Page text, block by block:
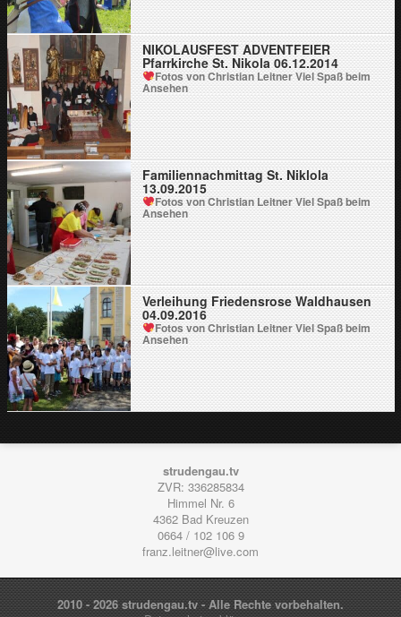
NIKOLAUSFEST ADVENTFEIER
Pfarrkirche St. Nikola 06.12.2014
Fotos von Christian LeitnerViel Spaß beim
Ansehen
Familiennachmittag St. Niklola
13.09.2015
Fotos von Christian LeitnerViel Spaß beim
Ansehen
Verleihung Friedensrose Waldhausen
04.09.2016
Fotos von Christian LeitnerViel Spaß beim
Ansehen
strudengau.tv
ZVR: 336285834
Himmel Nr. 6
4362 Bad Kreuzen
0664 / 102 106 9
franz.leitner@live.com
2010 - 2026 strudengau.tv - Alle Rechte vorbehalten.